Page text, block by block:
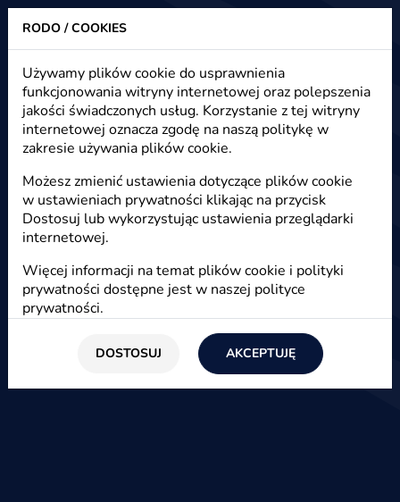
Heuristic - strony www, sklepy internetowe, e-marketing
Pudełkowy system ERP - plusy i
minusy
Start / Blog / E-biznes
20 czerwca 2016
Łukasz Gierucki
Czy i kiedy warto kupować pudełkowy system
ERP? Czy w dobie internetu taki system to
optymalne rozwiązanie, czy może warto wybrać
RODO / COOKIES
Używamy plików cookie do usprawnienia
funkcjonowania witryny internetowej oraz polepszenia
jakości świadczonych usług. Korzystanie z tej witryny
internetowej oznacza zgodę na naszą politykę w
zakresie używania plików cookie.
Możesz zmienić ustawienia dotyczące plików cookie
w ustawieniach prywatności klikając na przycisk
Dostosuj lub wykorzystując ustawienia przeglądarki
internetowej.
Więcej informacji na temat plików cookie i polityki
prywatności dostępne jest w naszej polityce
prywatności.
DOSTOSUJ AKCEPTUJĘ